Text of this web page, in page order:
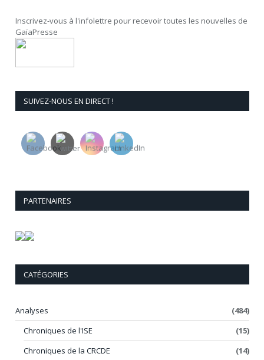
Inscrivez-vous à l'infolettre pour recevoir toutes les nouvelles de
GaïaPresse
SUIVEZ-NOUS EN DIRECT !
PARTENAIRES
CATÉGORIES
Analyses
(484)
Chroniques de l'ISE
(15)
Chroniques de la CRCDE
(14)